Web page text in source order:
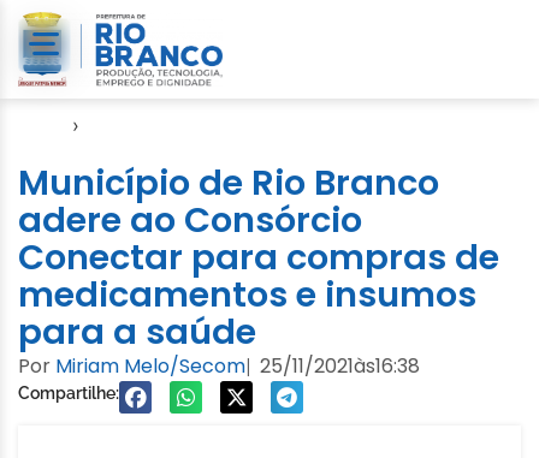
›
Município de Rio Branco
adere ao Consórcio
Conectar para compras de
medicamentos e insumos
para a saúde
Por Miriam Melo/Secom| 25/11/2021às16:38
Compartilhe: